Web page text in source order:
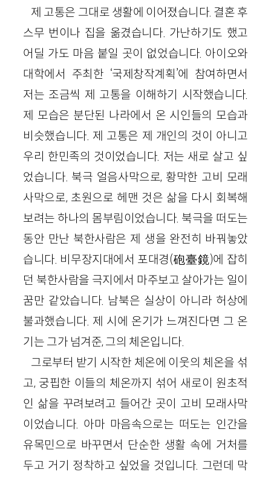
제 고통은 그대로 생활에 이어졌습니다. 결혼 후
스무 번이나 집을 옮겼습니다. 가난하기도 했고
어딜 가도 마음 붙일 곳이 없었습니다. 아이오와
대학에서 주최한 ‘국제창작계획’에 참여하면서
저는 조금씩 제 고통을 이해하기 시작했습니다.
제 모습은 분단된 나라에서 온 시인들의 모습과
비슷했습니다. 제 고통은 제 개인의 것이 아니고
우리 한민족의 것이었습니다. 저는 새로 살고 싶
었습니다. 북극 얼음사막으로, 황막한 고비 모래
사막으로, 초원으로 헤맨 것은 삶을 다시 회복해
보려는 하나의 몸부림이었습니다. 북극을 떠도는
동안 만난 북한사람은 제 생을 완전히 바꿔놓았
습니다. 비무장지대에서 포대경(砲臺鏡)에 잡히
던 북한사람을 극지에서 마주보고 살아가는 일이
꿈만 같았습니다. 남북은 실상이 아니라 허상에
불과했습니다. 제 시에 온기가 느껴진다면 그 온
기는 그가 넘겨준, 그의 체온입니다.
그로부터 받기 시작한 체온에 이웃의 체온을 섞
고, 궁핍한 이들의 체온까지 섞어 새로이 원초적
인 삶을 꾸려보려고 들어간 곳이 고비 모래사막
이었습니다. 아마 마음속으로는 떠도는 인간을
유목민으로 바꾸면서 단순한 생활 속에 거처를
두고 거기 정착하고 싶었을 것입니다. 그런데 막